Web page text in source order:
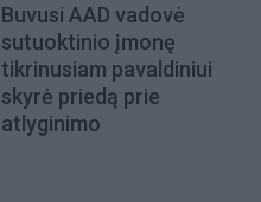
Buvusi AAD vadovė
sutuoktinio įmonę
tikrinusiam pavaldiniui
skyrė priedą prie
atlyginimo